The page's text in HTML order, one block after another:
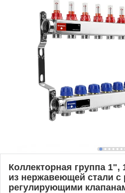
Коллекторная группа 1",
из нержавеющей стали с
регулирующими